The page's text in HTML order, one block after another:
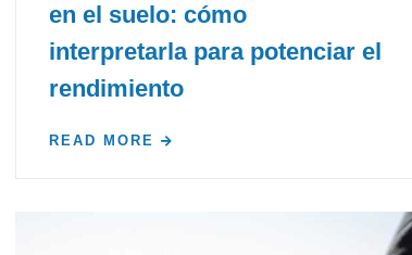
en el suelo: cómo
interpretarla para potenciar el
rendimiento
READ MORE